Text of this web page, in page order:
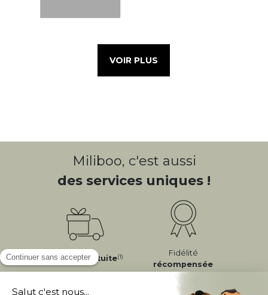
VOIR PLUS
Miliboo, c'est aussi
des services uniques !
LivraisonGratuite(1)
Fidélité
récompensée